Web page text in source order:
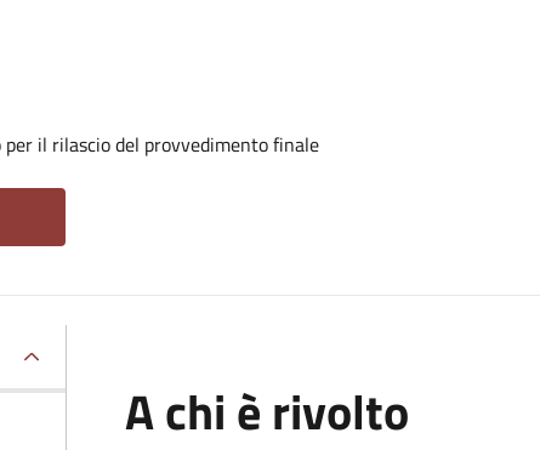
il rilascio del provvedimento finale
A chi è rivolto